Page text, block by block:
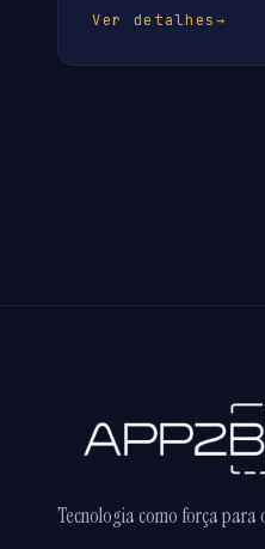
Ver detalhes→
Tecnologia como força para